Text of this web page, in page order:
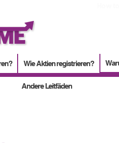
Wie Aktien registrieren?
Andere Leitfäden